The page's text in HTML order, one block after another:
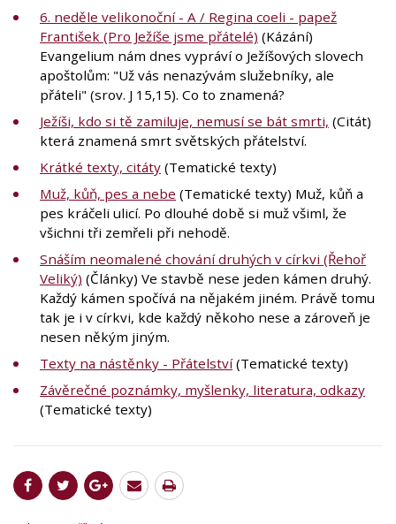
6. neděle velikonoční - A / Regina coeli - papež
František (Pro Ježíše jsme přátelé) (Kázání)
Evangelium nám dnes vypráví o Ježíšových slovech
apoštolům: "Už vás nenazývám služebníky, ale
přáteli" (srov. J 15,15). Co to znamená?
Ježíši, kdo si tě zamiluje, nemusí se bát smrti, (Citát)
která znamená smrt světských přátelství.
Krátké texty, citáty (Tematické texty)
Muž, kůň, pes a nebe (Tematické texty) Muž, kůň a
pes kráčeli ulicí. Po dlouhé době si muž všiml, že
všichni tři zemřeli při nehodě.
Snáším neomalené chování druhých v církvi (Řehoř
Veliký) (Články) Ve stavbě nese jeden kámen druhý.
Každý kámen spočívá na nějakém jiném. Právě tomu
tak je i v církvi, kde každý někoho nese a zároveň je
nesen někým jiným.
Texty na nástěnky - Přátelství(Tematické texty)
Závěrečné poznámky, myšlenky, literatura, odkazy
(Tematické texty)